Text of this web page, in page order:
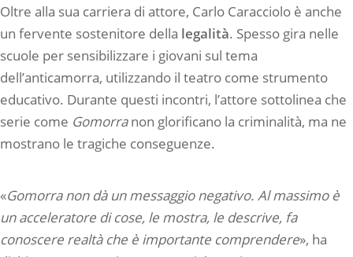
Oltre alla sua carriera di attore, Carlo Caracciolo è anche
un fervente sostenitore della legalità. Spesso gira nelle
scuole per sensibilizzare i giovani sul tema
dell’anticamorra, utilizzando il teatro come strumento
educativo. Durante questi incontri, l’attore sottolinea che
serie come Gomorranon glorificano la criminalità, ma ne
mostrano le tragiche conseguenze.
«Gomorra non dà un messaggio negativo. Al massimo è
un acceleratore di cose, le mostra, le descrive, fa
conoscere realtà che è importante comprendere», ha